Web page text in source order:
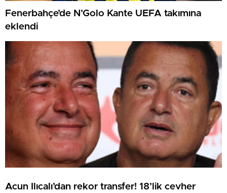
Fenerbahçe’de N’Golo Kante UEFA takımına
eklendi
Acun Ilıcalı’dan rekor transfer! 18’lik cevher